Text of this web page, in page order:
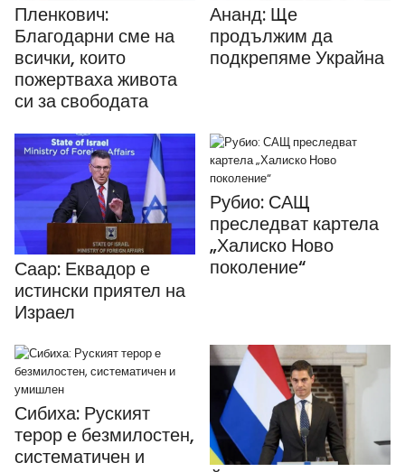
Пленкович:
Благодарни сме на
всички, които
пожертваха живота
си за свободата
Ананд: Ще
продължим да
подкрепяме Украйна
Саар: Еквадор е
истински приятел на
Израел
Рубио: САЩ
преследват картела
„Халиско Ново
поколение“
Сибиха: Руският
терор е безмилостен,
систематичен и